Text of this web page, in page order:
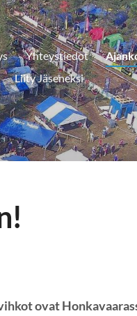
Yhteystiedot
Liity Jäseneksi
ovat